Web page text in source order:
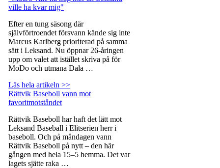
ville ha kvar mig"
Efter en tung säsong där
självförtroendet försvann kände sig inte
Marcus Karlberg prioriterad på samma
sätt i Leksand. Nu öppnar 26-åringen
upp om valet att istället skriva på för
MoDo och utmana Dala …
Läs hela artikeln >>
Rättvik Baseboll vann mot
favoritmotståndet
Rättvik Baseboll har haft det lätt mot
Leksand Baseball i Elitserien herr i
baseboll. Och på måndagen vann
Rättvik Baseboll på nytt – den här
gången med hela 15–5 hemma. Det var
lagets sjätte raka …